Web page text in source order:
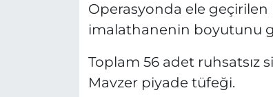
Operasyonda ele
imalathanenin boyutunu
Toplam 56 adet ruhsatsız
Mavzer piyade tüfeği.